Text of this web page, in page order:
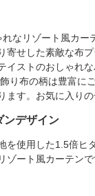
なリゾート風カ
寄せした素敵な布
イストのおしゃれ
り布の柄は豊富に
ます。お気に入り
デザイン
を使用した1.5倍ヒ
ゾート風カーテンで